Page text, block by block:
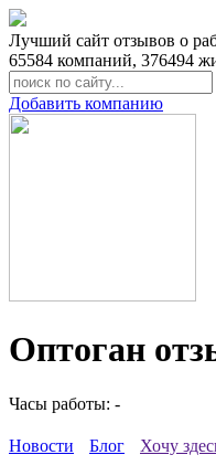
Лучший сайт отзывов о
65584 компаний, 376494
Добавить компанию
Оптоган
Часы работы: -
Новости Блог Хочу